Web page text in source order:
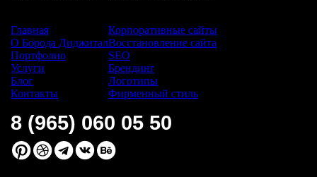
Главная
О Борода Диджитал
Портфолио
Услуги
Блог
Контакты
Корпоративные сайты
Восстановление сайта
SEO
Брендинг
Логотипы
Фирменный стиль
8 (965) 060 05 50